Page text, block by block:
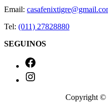
Email:
Tel: (011) 27828880
SEGUINOS
Copyright ©